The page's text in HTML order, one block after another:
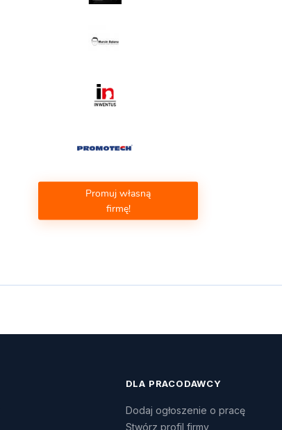
Promuj własną
firmę!
DLA PRACODAWCY
Dodaj ogłoszenie o pracę
Stwórz profil firmy